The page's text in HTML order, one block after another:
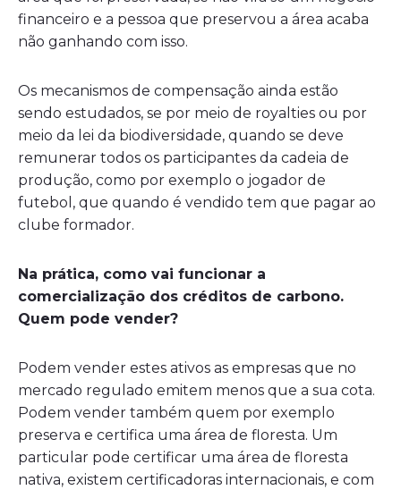
financeiro e a pessoa que preservou a área acaba
não ganhando com isso.
Os mecanismos de compensação ainda estão
sendo estudados, se por meio de royalties ou por
meio da lei da biodiversidade, quando se deve
remunerar todos os participantes da cadeia de
produção, como por exemplo o jogador de
futebol, que quando é vendido tem que pagar ao
clube formador.
Na prática, como vai funcionar a
comercialização dos créditos de carbono.
Quem pode vender?
Podem vender estes ativos as empresas que no
mercado regulado emitem menos que a sua cota.
Podem vender também quem por exemplo
preserva e certifica uma área de floresta. Um
particular pode certificar uma área de floresta
nativa, existem certificadoras internacionais, e com